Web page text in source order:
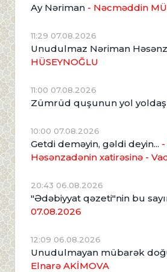
Ay Nəriman - Nəcməddin
11:29 07.08.2026
Unudulmaz Nəriman
HÜSEYNOĞLU
11:00 07.08.2026
Zümrüd quşunun yol
10:00 07.08.2026
Getdi deməyin, gəldi deyin...
Həsənzadənin xatirəsinə -
20:43 06.08.2026
"Ədəbiyyat qəzeti"nin bu
07.08.2026
12:09 06.08.2026
Unudulmayan mübarək
Elnarə AKİMOVA